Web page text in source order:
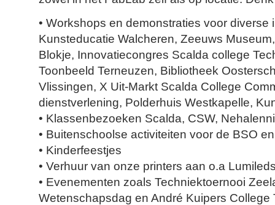
• Workshops en demonstraties voor diverse
Kunsteducatie Walcheren, Zeeuws
Blokje, Innovatiecongres Scalda college
Toonbeeld Terneuzen, Bibliotheek
Vlissingen, X Uit-Markt Scalda College
dienstverlening, Polderhuis Westkapelle,
• Klassenbezoeken Scalda, CSW,
• Buitenschoolse activiteiten voor de BSO
• Kinderfeestjes
• Verhuur van onze printers aan o.a
• Evenementen zoals Techniektoernooi
Wetenschapsdag en André Kuipers College